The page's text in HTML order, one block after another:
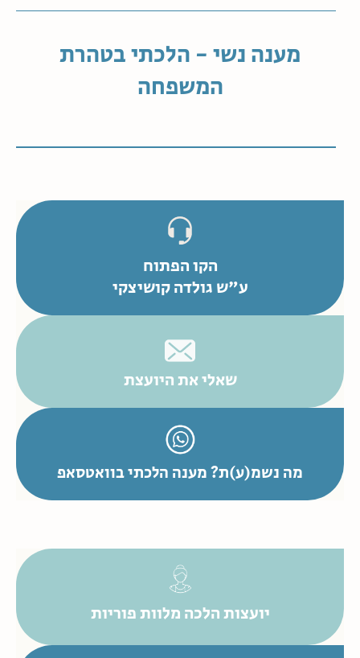
מענה נשי - הלכתי בטהרת
המשפחה
הקו הפתוח
ע"ש גולדה קושיצקי
שאלי את היועצת
מה נשמ(ע)ת? מענה הלכתי בוואטסאפ
יועצות הלכה מלוות פוריות